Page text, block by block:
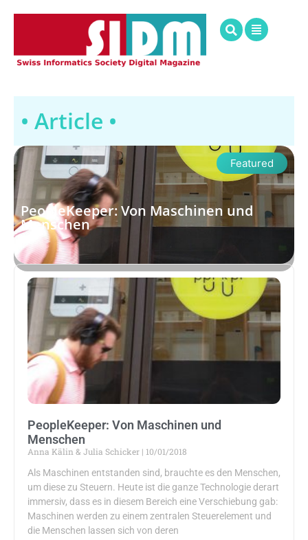
• Article •
Featured
PeopleKeeper: Von Maschinen und
Menschen
PeopleKeeper: Von Maschinen und
Menschen
Anna Kälin & Julia Schicker
10/01/2018
Als Maschinen entstanden sind, brauchte es den Menschen,
um diese zu Steuern. Heute ist die ganze Technologie derart
immersiv, dass es in diesem Bereich eine Verschiebung gab:
Maschinen werden zu einem zentralen Steuerelement und
die Menschen lassen sich von deren